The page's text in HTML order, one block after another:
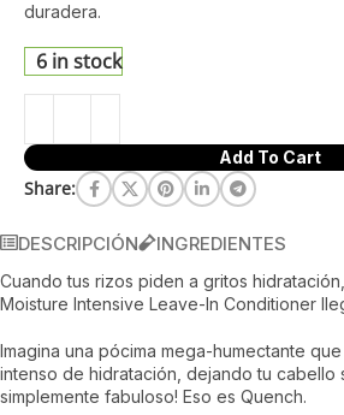
duradera.
6 in stock
Add To Cart
Share:
DESCRIPCIÓN INGREDIENTES
Cuando tus rizos piden a gritos
Moisture Intensive Leave-In Conditioner
Imagina una pócima mega-humectante
intenso de hidratación, dejando tu cabello
simplemente fabuloso! Eso es Quench.